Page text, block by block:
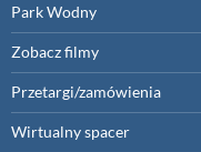
Park Wodny
Zobacz filmy
Przetargi/zamówienia
Wirtualny spacer